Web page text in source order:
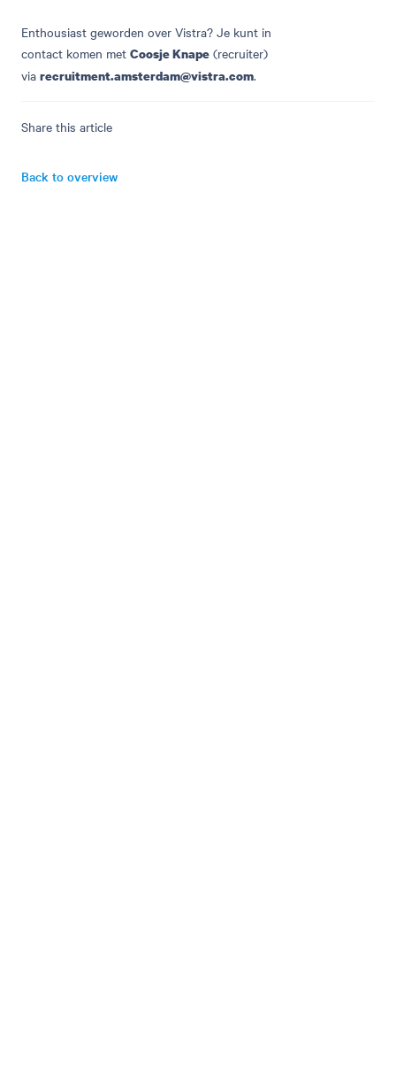
Enthousiast geworden over Vistra? Je kunt in
contact komen met Coosje Knape (recruiter)
via recruitment.amsterdam@vistra.com.
Share this article
Back to overview